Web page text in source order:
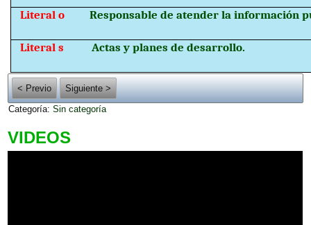
Literal o Responsable de atender la información
Literal s Actas y planes de desarrollo.
< Previo
Siguiente >
Categoría:Sin categoría
VIDEOS